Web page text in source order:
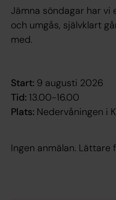
Jämna söndagar har
och umgås, självklart
med.
Start: 9 augusti 2026
Tid: 13.00-16.00
Plats: Nedervåningen i
Ingen anmälan. Lättare